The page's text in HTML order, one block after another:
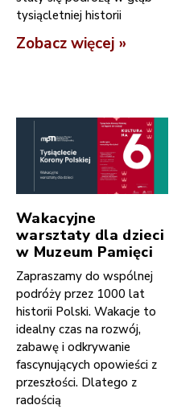
tysiącletniej historii
Zobacz więcej »
Wakacyjne
warsztaty dla dzieci
w Muzeum Pamięci
Zapraszamy do wspólnej
podróży przez 1000 lat
historii Polski. Wakacje to
idealny czas na rozwój,
zabawę i odkrywanie
fascynujących opowieści z
przeszłości. Dlatego z
radością